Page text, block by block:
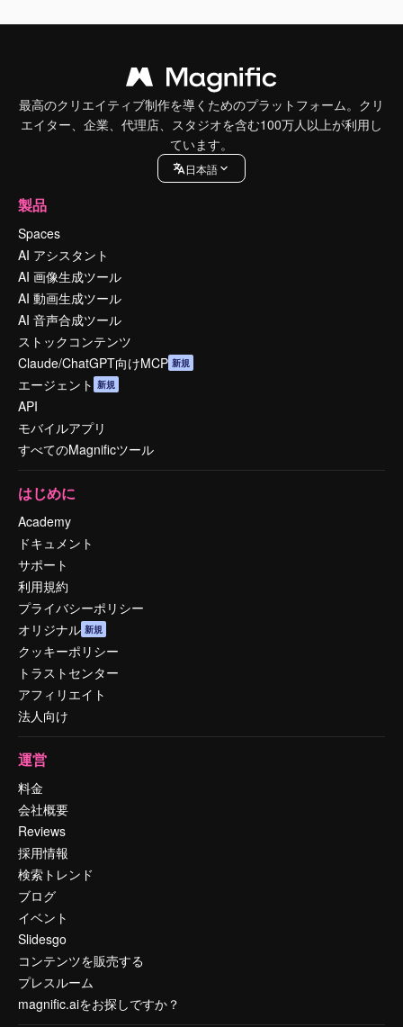
最高のクリエイティブ制作を導くためのプラットフォーム。クリ
エイター、企業、代理店、スタジオを含む100万人以上が利用し
ています。
日本語
製品
Spaces
AI アシスタント
AI 画像生成ツール
AI 動画生成ツール
AI 音声合成ツール
ストックコンテンツ
Claude/ChatGPT向けMCP 新規
エージェント 新規
API
モバイルアプリ
すべてのMagnificツール
はじめに
Academy
ドキュメント
サポート
利用規約
プライバシーポリシー
オリジナル 新規
クッキーポリシー
トラストセンター
アフィリエイト
法人向け
運営
料金
会社概要
Reviews
採用情報
検索トレンド
ブログ
イベント
Slidesgo
コンテンツを販売する
プレスルーム
magnific.aiをお探しですか？